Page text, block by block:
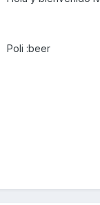
Poli :beer